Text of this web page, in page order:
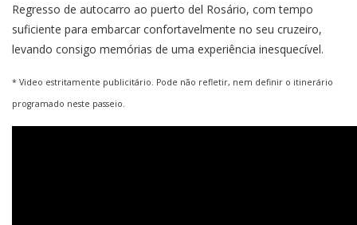
Regresso de autocarro ao puerto del Rosário, com tempo
suficiente para embarcar confortavelmente no seu cruzeiro,
levando consigo memórias de uma experiência inesquecível.
* Video estritamente publicitário. Pode não refletir, nem definir o itinerário
programado neste passeio.